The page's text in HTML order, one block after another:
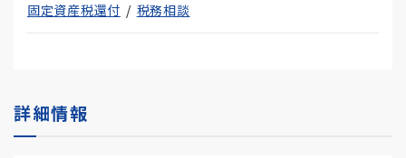
固定資産税還付
税務相談
詳細情報